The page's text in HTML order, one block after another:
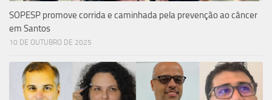
SOPESP promove corrida e caminhada pela prevenção ao câncer
em Santos
10 DE OUTUBRO DE 2025